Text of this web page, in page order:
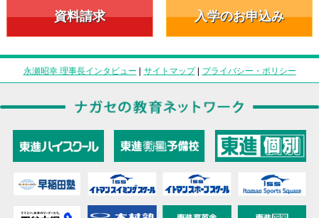
資料請求 入学のお申込み
永瀬昭幸 理事長インタビュー | サイトマップ| プライバシー・ポリシー